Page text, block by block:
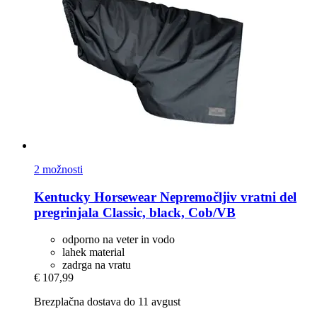
2 možnosti
Kentucky Horsewear Nepremočljiv vratni del
pregrinjala Classic, black, Cob/VB
odporno na veter in vodo
lahek material
zadrga na vratu
€ 107,99
Brezplačna dostava do 11 avgust